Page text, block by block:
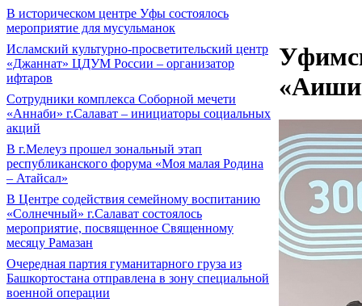
В историческом центре Уфы состоялось
мероприятие для мусульманок
Исламский культурно-просветительский центр
«Джаннат» ЦДУМ России – организатор
ифтаров
Сотрудники комплекса Соборной мечети
«Аннаби» г.Салават – инициаторы социальных
акций
В г.Мелеуз прошел зональный этап
республиканского форума «Моя малая Родина
– Атайсал»
В Центре содействия семейному воспитанию
«Солнечный» г.Салават состоялось
мероприятие, посвященное Священному
месяцу Рамазан
Очередная партия гуманитарного груза из
Башкортостана отправлена в зону специальной
военной операции